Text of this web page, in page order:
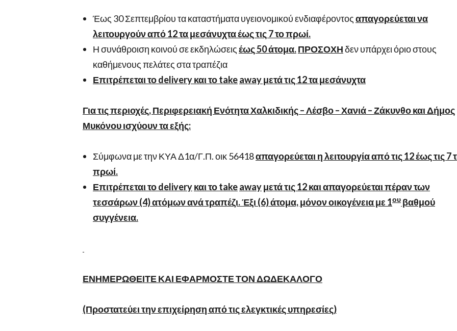
Έως 30 Σεπτεμβρίου τα καταστήματα υγειονομικού ενδιαφέροντοςαπαγορεύεται να
λειτουργούν από 12 τα μεσάνυχτα έως τις 7 το πρωί.
Η συνάθροιση κοινού σε εκδηλώσειςέως 50 άτομα.ΠΡΟΣΟΧΗδεν υπάρχει όριο στους
καθήμενους πελάτες στα τραπέζια
Επιτρέπεται τοdeliveryκαι τοtakeawayμετά τις 12 τα μεσάνυχτα
Για τις περιοχές, Περιφερειακή Ενότητα Χαλκιδικής – Λέσβο – Χανιά – Ζάκυνθο και Δήμος
Μυκόνου ισχύουν τα εξής:
Σύμφωνα με την ΚΥΑ Δ1α/Γ.Π. οικ 56418απαγορεύεται η λειτουργία από τις 12 έως τις 7
πρωί.
Επιτρέπεται τοdeliveryκαι τοtakeawayμετά τις 12 και απαγορεύεται πέραν των
τεσσάρων (4) ατόμων ανά τραπέζι. Έξι (6) άτομα, μόνον οικογένεια με 1ου βαθμού
συγγένεια.
ΕΝΗΜΕΡΩΘΕΙΤΕ ΚΑΙ ΕΦΑΡΜΟΣΤΕ ΤΟΝ ΔΩΔΕΚΑΛΟΓΟ
(Προστατεύει την επιχείρηση από τις ελεγκτικές υπηρεσίες)